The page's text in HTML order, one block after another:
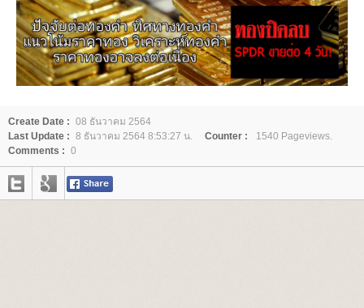
Create Date : 08 ธันวาคม 2564
Last Update : 8 ธันวาคม 2564 8:53:27 น. Counter :
1540 Pageviews.
Comments : 0